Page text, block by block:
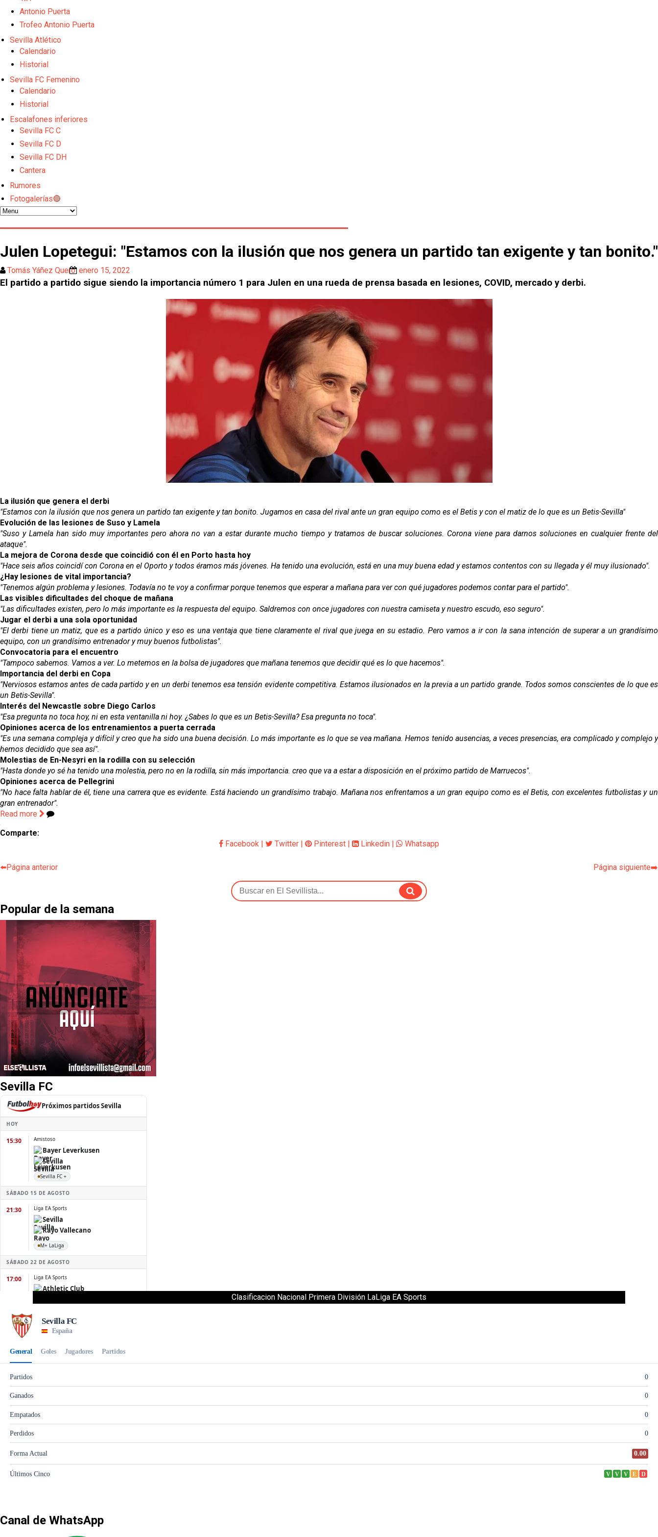
Oso es el siguiente en la lista para salir
Banquillos confirmados: así queda la cantera del Sevilla Femenino para la 2026/27
Previa | El Sevilla FC cierra la pretemporada con el exigente choque ante el Bayer Leverkusen
Antonio Puerta
Trofeo Antonio Puerta
Sevilla Atlético
Calendario
Historial
Sevilla FC Femenino
Calendario
Historial
Escalafones inferiores
Sevilla FC C
Sevilla FC D
Sevilla FC DH
Cantera
Rumores
Fotogalerías🔴
Julen Lopetegui: "Estamos con la ilusión que nos genera un partido tan exigente y tan bonito."
Tomás Yáñez Quero enero 15, 2022
El partido a partido sigue siendo la importancia número 1 para Julen en una rueda de prensa basada en lesiones, COVID, mercado y derbi.
La ilusión que genera el derbi
"Estamos con la ilusión que nos genera un partido tan exigente y tan bonito. Jugamos en casa del rival ante un gran equipo como es el Betis y con el matiz de lo que es un Betis-Sevilla"
Evolución de las lesiones de Suso y Lamela
"Suso y Lamela han sido muy importantes pero ahora no van a estar durante mucho tiempo y tratamos de buscar soluciones. Corona viene para darnos soluciones en cualquier frente del
ataque".
La mejora de Corona desde que coincidió con él en Porto hasta hoy
"Hace seis años coincidí con Corona en el Oporto y todos éramos más jóvenes. Ha tenido una evolución, está en una muy buena edad y estamos contentos con su llegada y él muy ilusionado".
¿Hay lesiones de vital importancia?
"Tenemos algún problema y lesiones. Todavía no te voy a confirmar porque tenemos que esperar a mañana para ver con qué jugadores podemos contar para el partido".
Las visibles dificultades del choque de mañana
"Las dificultades existen, pero lo más importante es la respuesta del equipo. Saldremos con once jugadores con nuestra camiseta y nuestro escudo, eso seguro".
Jugar el derbi a una sola oportunidad
"El derbi tiene un matiz, que es a partido único y eso es una ventaja que tiene claramente el rival que juega en su estadio. Pero vamos a ir con la sana intención de superar a un grandísimo
equipo, con un grandísimo entrenador y muy buenos futbolistas".
Convocatoria para el encuentro
"Tampoco sabemos. Vamos a ver. Lo metemos en la bolsa de jugadores que mañana tenemos que decidir qué es lo que hacemos".
Importancia del derbi en Copa
"Nerviosos estamos antes de cada partido y en un derbi tenemos esa tensión evidente competitiva. Estamos ilusionados en la previa a un partido grande. Todos somos conscientes de lo que es
un Betis-Sevilla".
Interés del Newcastle sobre Diego Carlos
"Esa pregunta no toca hoy, ni en esta ventanilla ni hoy. ¿Sabes lo que es un Betis-Sevilla? Esa pregunta no toca".
Opiniones acerca de los entrenamientos a puerta cerrada
"Es una semana compleja y difícil y creo que ha sido una buena decisión. Lo más importante es lo que se vea mañana. Hemos tenido ausencias, a veces presencias, era complicado y complejo y
hemos decidido que sea así".
Molestias de En-Nesyri en la rodilla con su selección
"Hasta donde yo sé ha tenido una molestia, pero no en la rodilla, sin más importancia. creo que va a estar a disposición en el próximo partido de Marruecos".
Opiniones acerca de Pellegrini
"No hace falta hablar de él, tiene una carrera que es evidente. Está haciendo un grandísimo trabajo. Mañana nos enfrentamos a un gran equipo como es el Betis, con excelentes futbolistas y un
gran entrenador".
Read more
Comparte:
Facebook | Twitter | Pinterest | Linkedin | Whatsapp
⬅️Página anterior Página siguiente➡️
Popular de la semana
Sevilla FC
Clasificacion Nacional Primera División LaLiga EA Sports
Canal de WhatsApp